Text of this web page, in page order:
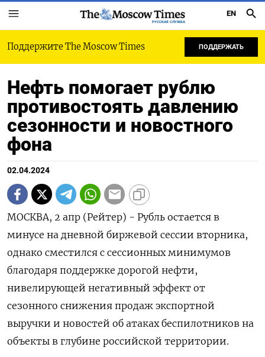
РУССКАЯ СЛУЖБА
EN
Поддержите The Moscow Times ПОДДЕРЖАТЬ
Нефть помогает рублю
противостоять давлению
сезонности и новостного
фона
02.04.2024
МОСКВА, 2 апр (Рейтер) - Рубль остается в
минусе на дневной биржевой сессии вторника,
однако сместился с сессионных минимумов
благодаря поддержке дорогой нефти,
нивелирующей негативный эффект от
сезонного снижения продаж экспортной
выручки и новостей об атаках беспилотников на
объекты в глубине российской территории.